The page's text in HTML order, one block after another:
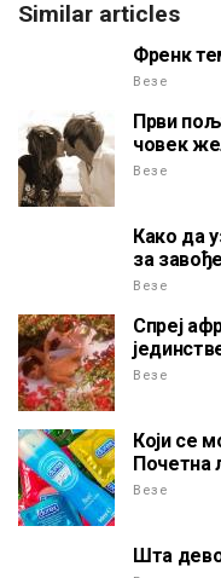
Similar articles
Френк
Везе
Први
човек
Везе
Како да
за
Везе
Спреј
Везе
Који се
Почетна
Везе
Шта